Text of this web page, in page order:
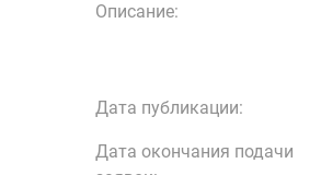
Описание:
Дата публикации:
Дата окончания подачи